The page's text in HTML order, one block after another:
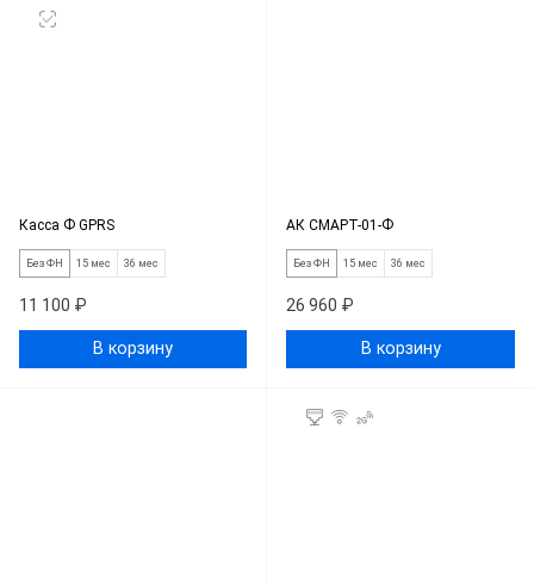
Касса Ф GPRS
Без ФН 15 мес 36 мес
11 100 ₽
В корзину
АК СМАРТ-01-Ф
Без ФН 15 мес 36 мес
26 960 ₽
В корзину